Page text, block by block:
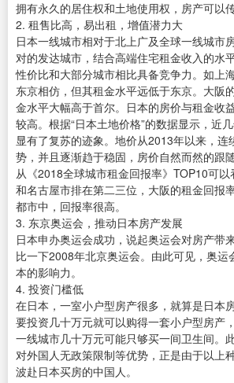
拥有永久的居住权和土地使用权，房产可以
2. 租售比高，易出租，增值潜力大
日本一线城市相对于北上广及全球一线城市
对的发达城市，结合高端住宅租金收入的水
性价比和大部分城市相比具备竞争力。如上
东京相仿，但其租金水平远低于东京。大阪
金水平大幅高于首尔。日本的房价与租金收
较高。根据“日本土地价格”的数据显示，近
显有了复苏的迹象。地价从2013年以来，连
势，并且逐渐趋于稳固，房价自然而然的跟
从《2018全球城市租金回报率》TOP10可
和名古屋市排在第二三位，大阪的租金回报
都市中，回报率很高。
3. 东京奥运会，推动日本房产发展
日本申办奥运会成功，说起奥运会对房产带
比一下2008年北京奥运会。由此可见，奥运
本的影响力。
4. 投资门槛低
在日本，一室小户型房产很多，就算是日本
要投资几十万元就可以购得一套小户型房产
一线城市几十万元可能只够买一间卫生间。
对外国人无政策限制等优势，正是由于以上
波赴日本买房的中国人。